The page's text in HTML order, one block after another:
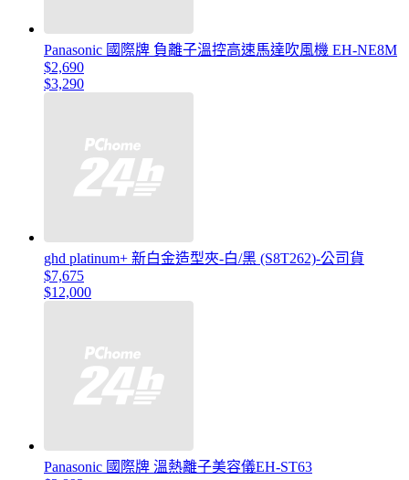
Panasonic 國際牌 負離子溫控高速馬達吹風機 EH-NE8M
$2,690
$3,290
ghd platinum+ 新白金造型夾-白/黑 (S8T262)-公司貨
$7,675
$12,000
Panasonic 國際牌 溫熱離子美容儀EH-ST63